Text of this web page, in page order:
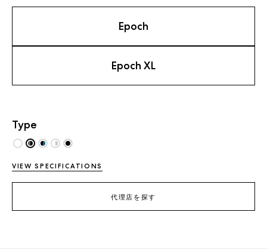
Epoch
Epoch XL
Type
VIEW SPECIFICATIONS
代理店を探す